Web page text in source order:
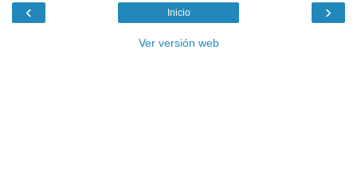
‹ ›
Inicio
Ver versión web